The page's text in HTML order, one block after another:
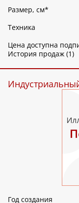
Размер, см*
Техника
Цена доступна
История продаж (1)
Год создания